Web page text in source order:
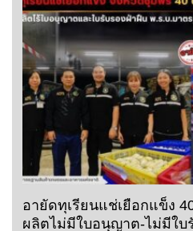
อายัดทุเรียนแช่เยือกแข็ง
ผลิตไม่มีใบอนุญาต-ไม่มีใบ